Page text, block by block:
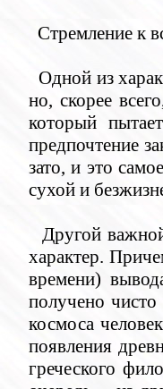
Стремление к
Одной из
но, скорее
который
предпочтение
зато, и это
сухой и
Другой
характер.
времени)
получено
космоса
появления
греческого